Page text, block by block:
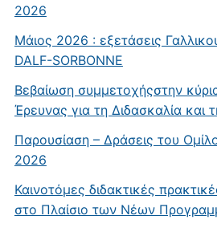
2026
Μάιος 2026 : εξετάσεις
DALF-SORBONNE
Βεβαίωση συμμετοχήςστην
Έρευνας για τη Διδασκαλία και
Παρουσίαση – Δράσεις του
2026
Καινοτόμες διδακτικές
στο Πλαίσιο των Νέων